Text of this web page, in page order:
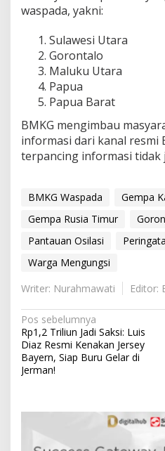
waspada, yakni:
Sulawesi Utara
Gorontalo
Maluku Utara
Papua
Papua Barat
BMKG mengimbau
informasi dari kanal resmi
terpancing informasi tidak
BMKG Waspada
Gempa
Gempa Rusia Timur
Pantauan Osilasi
Warga Mengungsi
Writer: Nurahmawati
Editor:
N
a
v
i
Pos sebelumnya
Rp1,2 Triliun Jadi Saksi: Luis
Diaz Resmi Kenakan Jersey
Bayern, Siap Buru Gelar di
Jerman!